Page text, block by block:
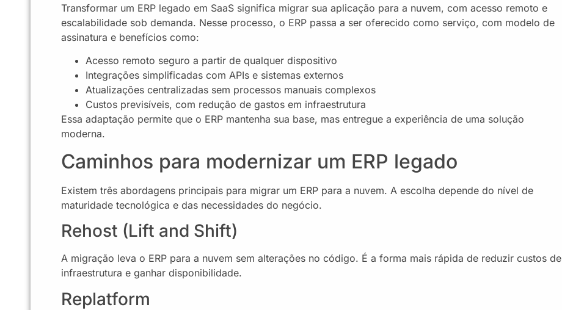
Transformar um ERP legado em SaaS significa migrar sua aplicação para a nuvem, com acesso remoto e
escalabilidade sob demanda. Nesse processo, o ERP passa a ser oferecido como serviço, com modelo de
assinatura e benefícios como:
Acesso remoto seguro a partir de qualquer dispositivo
Integrações simplificadas com APIs e sistemas externos
Atualizações centralizadas sem processos manuais complexos
Custos previsíveis, com redução de gastos em infraestrutura
Essa adaptação permite que o ERP mantenha sua base, mas entregue a experiência de uma solução
moderna.
Caminhos para modernizar um ERP legado
Existem três abordagens principais para migrar um ERP para a nuvem. A escolha depende do nível de
maturidade tecnológica e das necessidades do negócio.
Rehost (Lift and Shift)
A migração leva o ERP para a nuvem sem alterações no código. É a forma mais rápida de reduzir custos de
infraestrutura e ganhar disponibilidade.
Replatform